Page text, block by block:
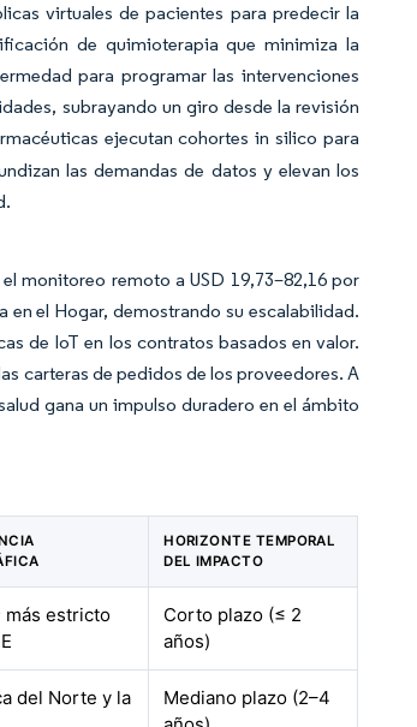
virtuales de pacientes para predecir la
de quimioterapia que minimiza la
para programar las intervenciones
subrayando un giro desde la revisión
ejecutan cohortes in silico para
las demandas de datos y elevan los
monitoreo remoto a USD 19,73–82,16 por
el Hogar, demostrando su escalabilidad.
de IoT en los contratos basados en valor.
carteras de pedidos de los proveedores. A
gana un impulso duradero en el ámbito
HORIZONTE TEMPORAL
DEL IMPACTO
más estricto
Corto plazo (≤ 2
años)
del Norte y la
Mediano plazo (2–4